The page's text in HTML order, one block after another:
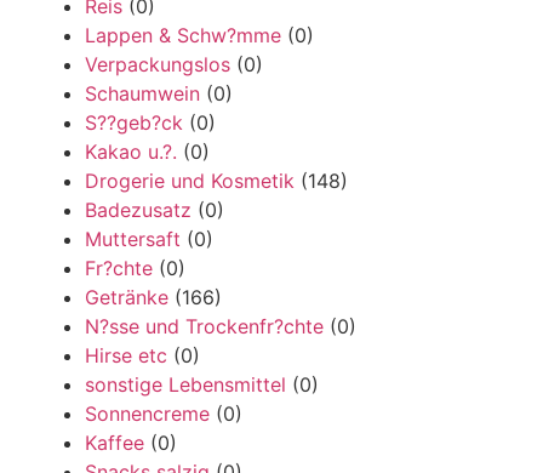
Reis (0)
Lappen & Schw?mme (0)
Verpackungslos (0)
Schaumwein (0)
S??geb?ck (0)
Kakao u.?. (0)
Drogerie und Kosmetik (148)
Badezusatz (0)
Muttersaft (0)
Fr?chte (0)
Getränke (166)
N?sse und Trockenfr?chte (0)
Hirse etc (0)
sonstige Lebensmittel (0)
Sonnencreme (0)
Kaffee (0)